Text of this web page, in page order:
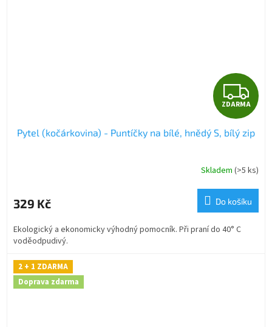
Z
D
A
R
M
A
ZDARMA
Pytel (kočárkovina) - Puntíčky na bílé, hnědý S, bílý zip
Skladem (>5 ks)
329 Kč Do košíku
Ekologický a ekonomicky výhodný pomocník. Při praní do 40° C
voděodpudivý.
2 + 1 ZDARMA
Doprava zdarma